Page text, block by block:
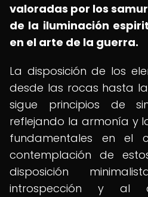
valoradas por los
de la iluminación
en el arte de la guerra.
La disposición de los
desde las rocas hasta
sigue principios de
reflejando la armonía y
fundamentales en el
contemplación de
disposición
introspección y al